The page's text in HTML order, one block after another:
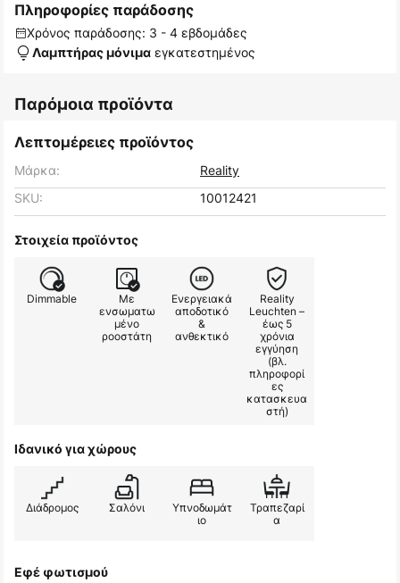
Πληροφορίες παράδοσης
Χρόνος παράδοσης: 3 - 4 εβδομάδες
Λαμπτήρας μόνιμα εγκατεστημένος
Παρόμοια προϊόντα
Λεπτομέρειες προϊόντος
Μάρκα:
Reality
SKU:
10012421
Στοιχεία προϊόντος
Dimmable
Με
ενσωματω
μένο
ροοστάτη
Ενεργειακά
αποδοτικό
&
ανθεκτικό
Reality
Leuchten –
έως 5
χρόνια
εγγύηση
(βλ.
πληροφορί
ες
κατασκευα
στή)
Ιδανικό για χώρους
Διάδρομος Σαλόνι
Υπνοδωμάτ
ιο
Τραπεζαρί
α
Εφέ φωτισμού